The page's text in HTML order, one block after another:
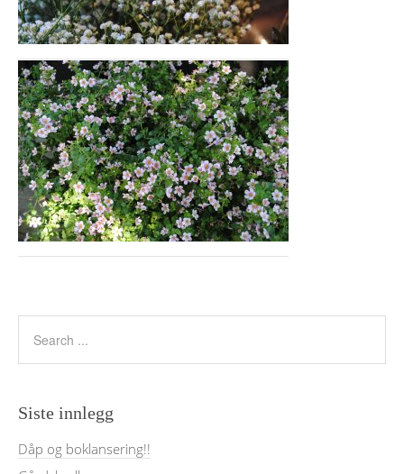
Siste innlegg
Dåp og boklansering!!